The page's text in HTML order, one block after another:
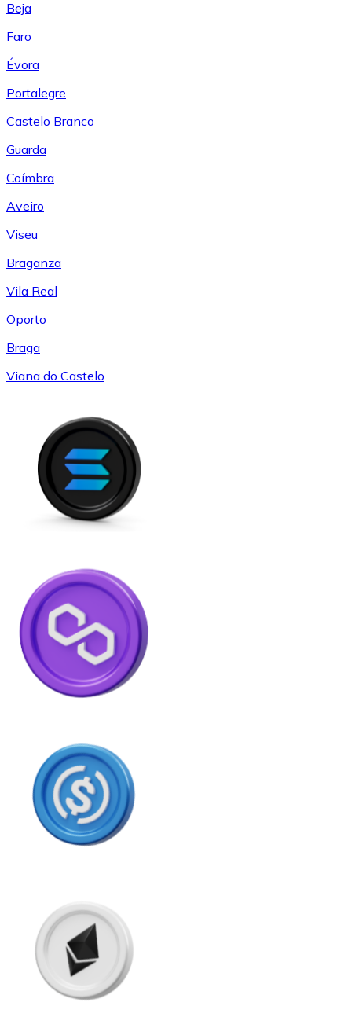
Beja
Faro
Évora
Portalegre
Castelo Branco
Guarda
Coímbra
Aveiro
Viseu
Braganza
Vila Real
Oporto
Braga
Viana do Castelo